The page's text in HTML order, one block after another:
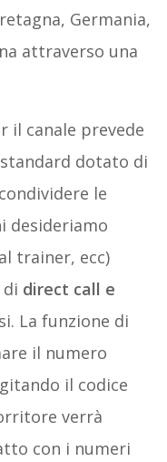
Germania,
attraverso una
il canale prevede
dotato di
le
desideriamo
trainer, ecc)
direct call e
La funzione di
il numero
il codice
verrà
con i numeri